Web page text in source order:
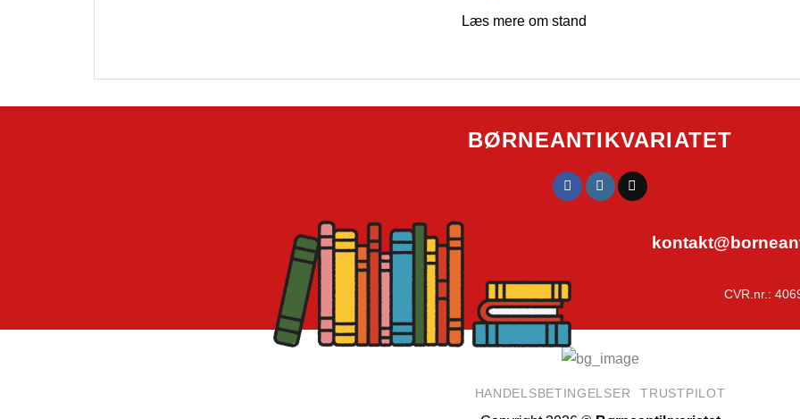
Læs mere om stand
BØRNEANTIKVARIATET
CVR.nr.:
HANDELSBETINGELSER TRUSTPILOT